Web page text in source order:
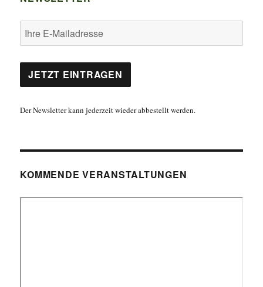
Der Newsletter kann jederzeit wieder abbestellt werden.
KOMMENDE VERANSTALTUNGEN